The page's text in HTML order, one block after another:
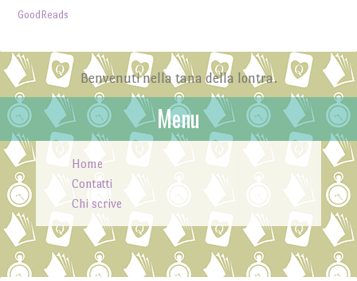
GoodReads
Benvenuti nella tana della lontra.
Menu
Skip to content
Home
Contatti
Chi scrive